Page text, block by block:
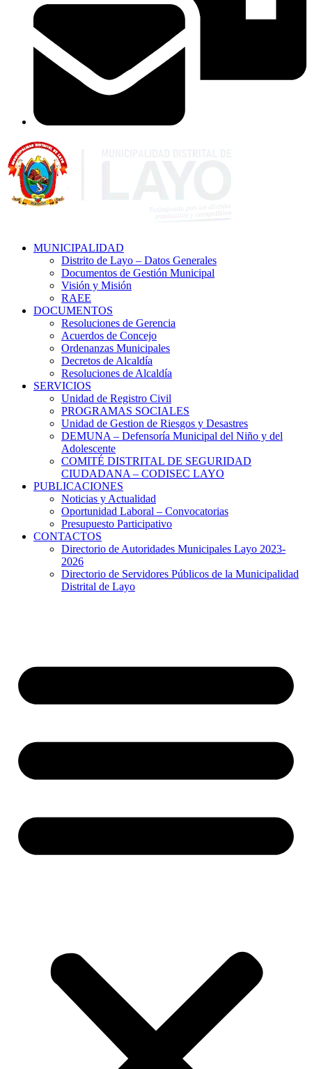
MUNICIPALIDAD
Distrito de Layo – Datos Generales
Documentos de Gestión Municipal
Visión y Misión
RAEE
DOCUMENTOS
Resoluciones de Gerencia
Acuerdos de Concejo
Ordenanzas Municipales
Decretos de Alcaldía
Resoluciones de Alcaldía
SERVICIOS
Unidad de Registro Civil
PROGRAMAS SOCIALES
Unidad de Gestion de Riesgos y Desastres
DEMUNA – Defensoría Municipal del Niño y del
Adolescente
COMITÉ DISTRITAL DE SEGURIDAD
CIUDADANA – CODISEC LAYO
PUBLICACIONES
Noticias y Actualidad
Oportunidad Laboral – Convocatorias
Presupuesto Participativo
CONTACTOS
Directorio de Autoridades Municipales Layo 2023-
2026
Directorio de Servidores Públicos de la Municipalidad
Distrital de Layo